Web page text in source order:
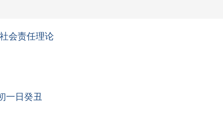
会责任理论
一日癸丑